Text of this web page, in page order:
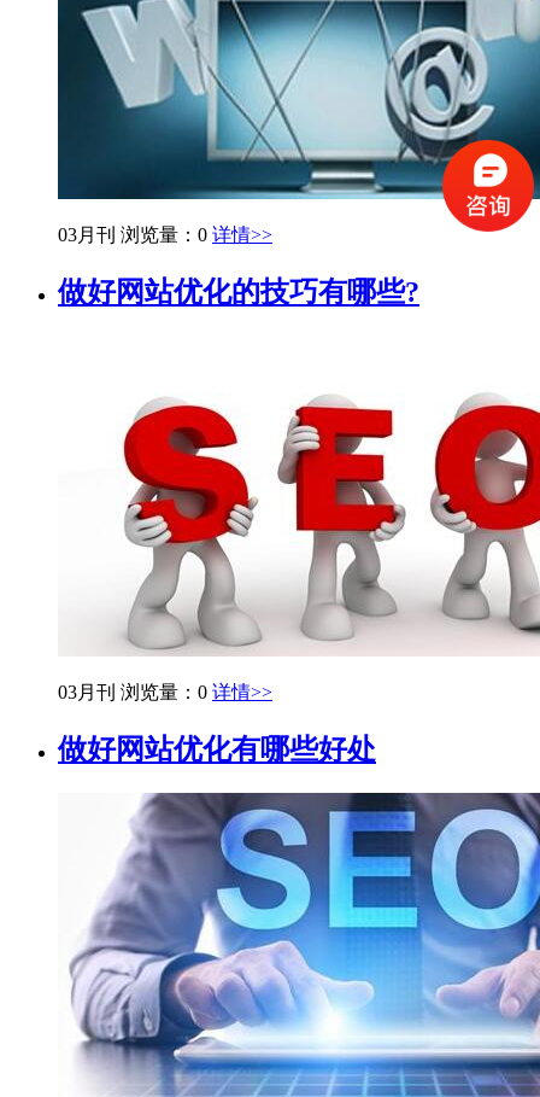
03月刊 浏览量：0 详情>>
做好网站优化的技巧有哪些?
03月刊 浏览量：0 详情>>
做好网站优化有哪些好处